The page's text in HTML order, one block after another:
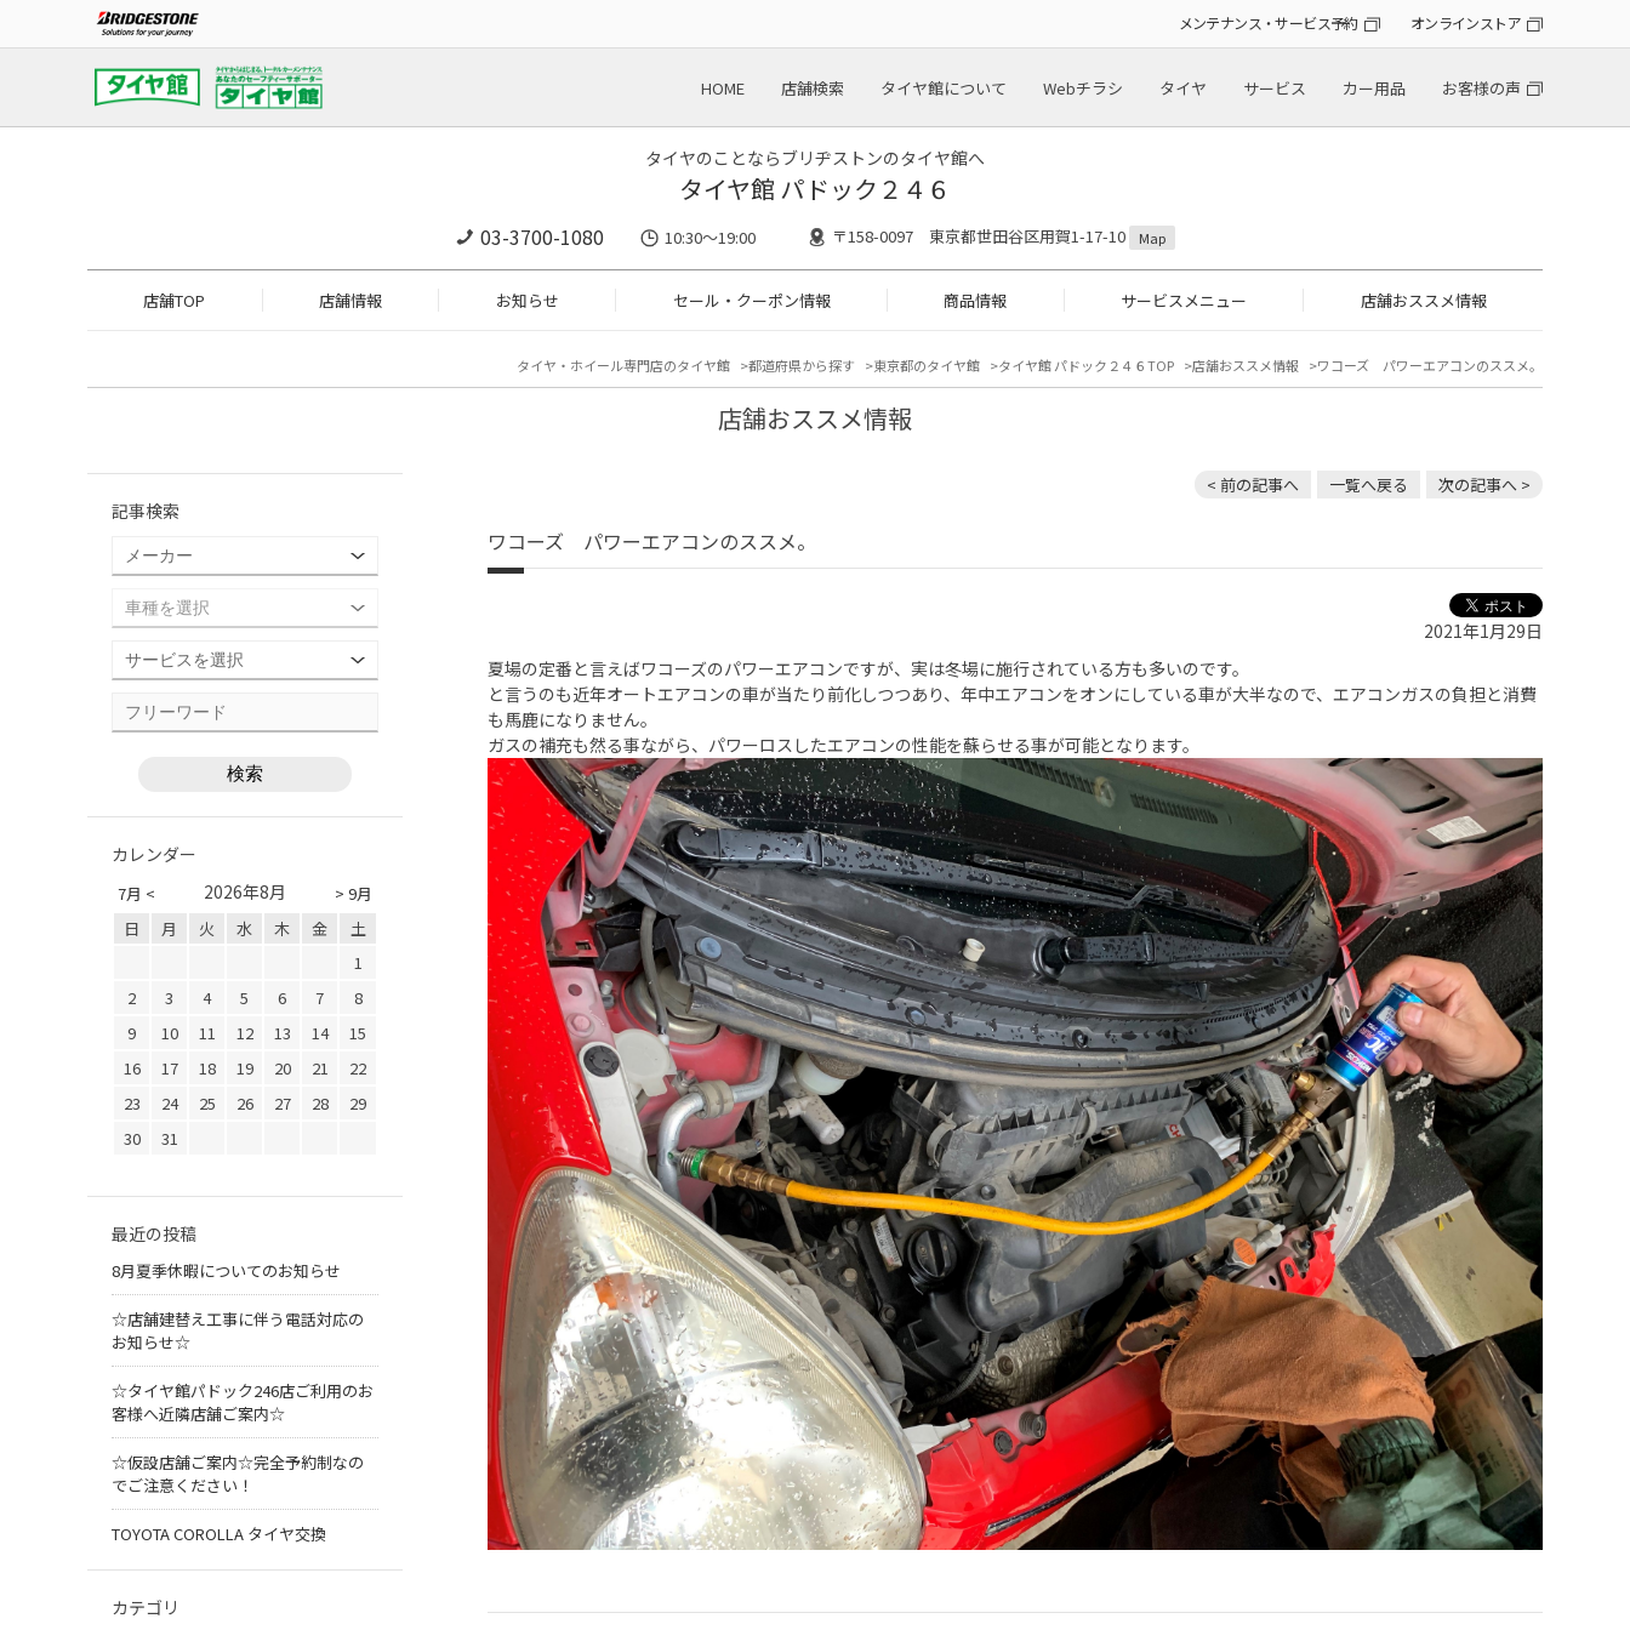
メンテナンス・サービス予約 オンラインストア
HOME 店舗検索 タイヤ館について Webチラシ タイヤ サービス カー用品 お客様の声
タイヤのことならブリヂストンのタイヤ館へ
タイヤ館 パドック２４６
03-3700-1080 10:30～19:00 〒158-0097 東京都世田谷区用賀1-17-10 Map
店舗TOP 店舗情報 お知らせ セール・クーポン情報 商品情報 サービスメニュー 店舗おススメ情報
タイヤ・ホイール専門店のタイヤ館 都道府県から探す 東京都のタイヤ館 タイヤ館 パドック２４６TOP 店舗おススメ情報 ワコーズ パワーエアコンのススメ。
店舗おススメ情報
< 前の記事へ 一覧へ戻る 次の記事へ >
ワコーズ パワーエアコンのススメ。
2021年1月29日
夏場の定番と言えばワコーズのパワーエアコンですが、実は冬場に施行されている方も多いのです。
と言うのも近年オートエアコンの車が当たり前化しつつあり、年中エアコンをオンにしている車が大半なので、エアコンガスの負担と消費
も馬鹿になりません。
ガスの補充も然る事ながら、パワーロスしたエアコンの性能を蘇らせる事が可能となります。
記事検索
カレンダー
7月 < > 9月
2026年8月
日 月 火 水 木 金
土
1
2
3 4 5 6 7
8
9
10 11 12 13 14
15
16
17 18 19 20 21
22
23
24 25 26 27 28
29
30
31
最近の投稿
8月夏季休暇についてのお知らせ
☆店舗建替え工事に伴う電話対応の
お知らせ☆
☆タイヤ館パドック246店ご利用のお
客様へ近隣店舗ご案内☆
☆仮設店舗ご案内☆完全予約制なの
でご注意ください！
TOYOTA COROLLA タイヤ交換
カテゴリ